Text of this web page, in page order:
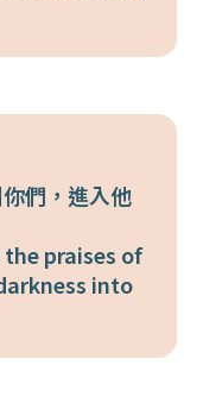
們，進入他
praises of
into